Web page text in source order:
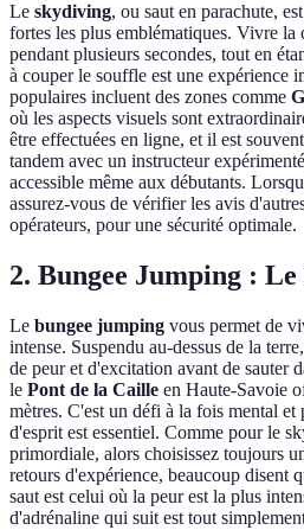
Le skydiving, ou saut en parachute,
fortes les plus emblématiques. Vivre la
pendant plusieurs secondes, tout en
à couper le souffle est une expérience
populaires incluent des zones comme
où les aspects visuels sont
être effectuées en ligne, et il est
tandem avec un instructeur
accessible même aux débutants.
assurez-vous de vérifier les avis
opérateurs, pour une sécurité optimale.
2. Bungee Jumping :
Le bungee jumping vous permet de
intense. Suspendu au-dessus de la
de peur et d'excitation avant de sauter
le Pont de la Caille en Haute-Savoie
mètres. C'est un défi à la fois mental
d'esprit est essentiel. Comme pour le
primordiale, alors choisissez toujours
retours d'expérience, beaucoup disent
saut est celui où la peur est la plus
d'adrénaline qui suit est tout